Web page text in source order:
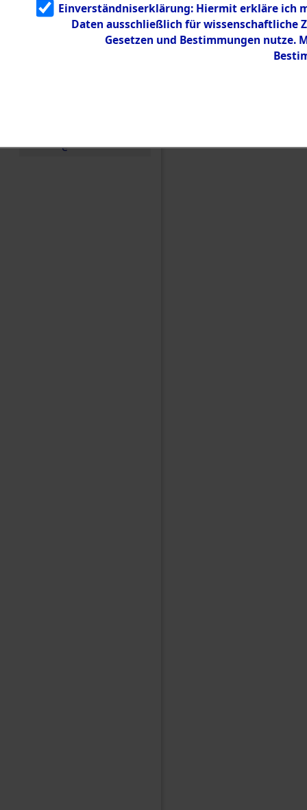
g
5.3.3
Todesmärsch
e
Einverständniserklärung: Hiermit erkläre ich
Daten ausschließlich für wissenschaftliche
Gesetzen und Bestimmungen nutze.